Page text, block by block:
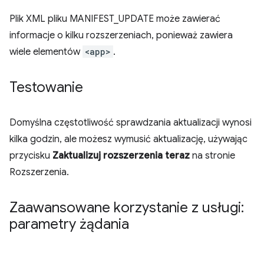
Plik XML pliku MANIFEST_UPDATE może zawierać
informacje o kilku rozszerzeniach, ponieważ zawiera
wiele elementów <app> .
Testowanie
Domyślna częstotliwość sprawdzania aktualizacji wynosi
kilka godzin, ale możesz wymusić aktualizację, używając
przycisku Zaktualizuj rozszerzenia teraz na stronie
Rozszerzenia.
Zaawansowane korzystanie z usługi:
parametry żądania